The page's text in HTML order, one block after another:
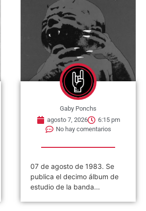
Gaby Ponchs
agosto 7, 2026
6:15 pm
No hay comentarios
07 de agosto de 1983. Se
publica el decimo álbum de
estudio de la banda...